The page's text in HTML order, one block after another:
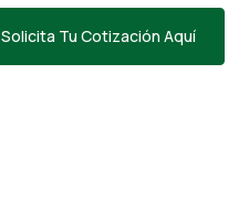
Solicita Tu Cotización Aquí